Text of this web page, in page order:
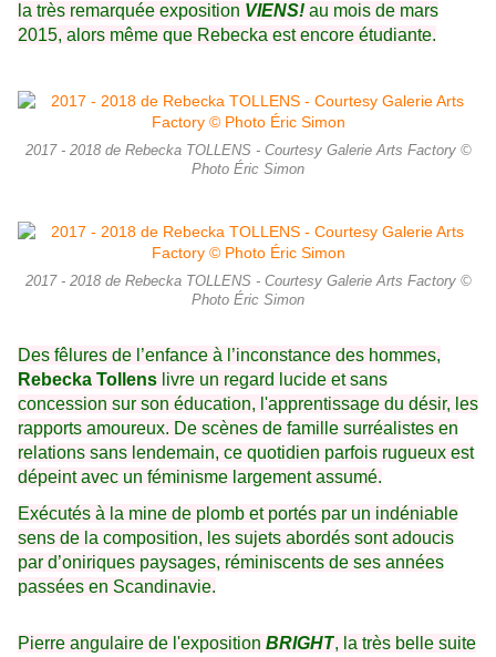
la très remarquée exposition VIENS! au mois de mars
2015, alors même que Rebecka est encore étudiante.
2017 - 2018 de Rebecka TOLLENS - Courtesy Galerie Arts Factory ©
Photo Éric Simon
2017 - 2018 de Rebecka TOLLENS - Courtesy Galerie Arts Factory ©
Photo Éric Simon
Des fêlures de l’enfance à l’inconstance des hommes,
Rebecka Tollens livre un regard lucide et sans
concession sur son éducation, l'apprentissage du désir, les
rapports amoureux. De scènes de famille surréalistes en
relations sans lendemain, ce quotidien parfois rugueux est
dépeint avec un féminisme largement assumé.
Exécutés à la mine de plomb et portés par un indéniable
sens de la composition, les sujets abordés sont adoucis
par d’oniriques paysages, réminiscents de ses années
passées en Scandinavie.
Pierre angulaire de l'exposition BRIGHT, la très belle suite